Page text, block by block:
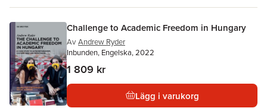
Challenge to Academic Freedom in Hungary
Av Andrew Ryder
Inbunden, Engelska, 2022
1 809 kr
Lägg i varukorg